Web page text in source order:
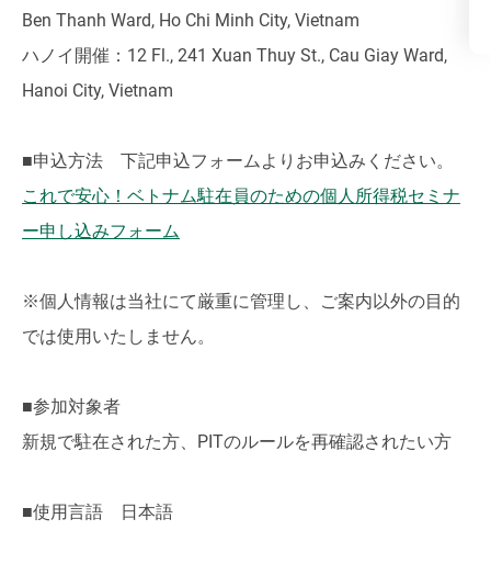
Ben Thanh Ward, Ho Chi Minh City, Vietnam
ハノイ開催：12 Fl., 241 Xuan Thuy St., Cau Giay Ward,
Hanoi City, Vietnam
■申込方法 下記申込フォームよりお申込みください。
これで安心！ベトナム駐在員のための個人所得税セミナ
ー申し込みフォーム
※個人情報は当社にて厳重に管理し、ご案内以外の目的
では使用いたしません。
■参加対象者
新規で駐在された方、PITのルールを再確認されたい方
■使用言語 日本語